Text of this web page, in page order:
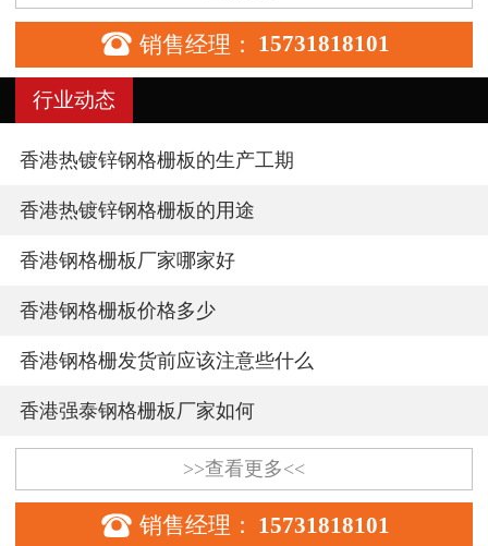
 销售经理： 15731818101
行业动态
香港热镀锌钢格栅板的生产工期
香港热镀锌钢格栅板的用途
香港钢格栅板厂家哪家好
香港钢格栅板价格多少
香港钢格栅发货前应该注意些什么
香港强泰钢格栅板厂家如何
>>查看更多<<
 销售经理： 15731818101